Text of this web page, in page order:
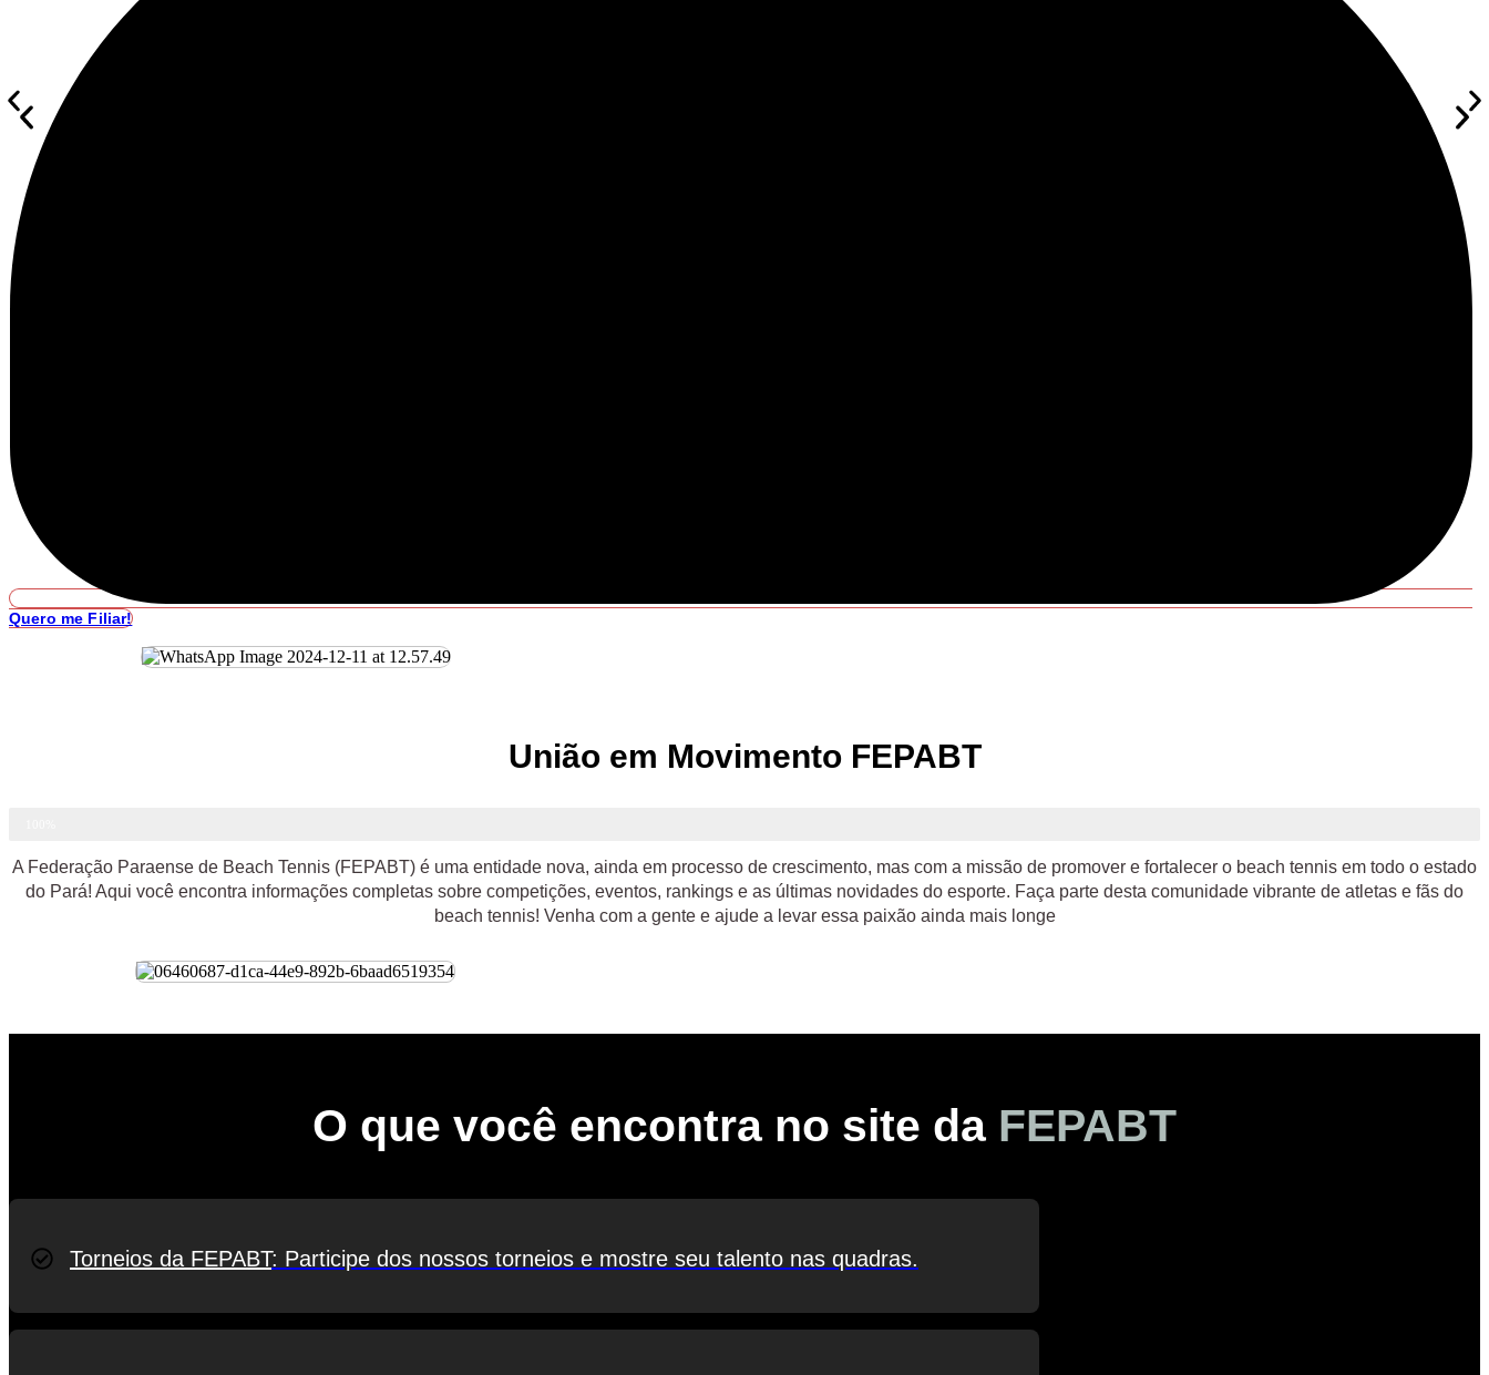
Quero me Filiar!
União em Movimento FEPABT
A Federação Paraense de Beach Tennis (FEPABT) é uma entidade nova, ainda em processo de crescimento, mas com a missão de promover e fortalecer o beach tennis em todo o estado
do Pará! Aqui você encontra informações completas sobre competições, eventos, rankings e as últimas novidades do esporte. Faça parte desta comunidade vibrante de atletas e fãs do
beach tennis! Venha com a gente e ajude a levar essa paixão ainda mais longe
O que você encontra no site da FEPABT
Torneios da FEPABT: Participe dos nossos torneios e mostre seu talento nas quadras.